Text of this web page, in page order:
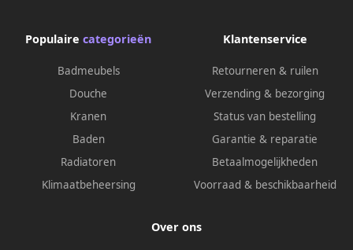
Populaire categorieën
Badmeubels
Douche
Kranen
Baden
Radiatoren
Klimaatbeheersing
Klantenservice
Retourneren & ruilen
Verzending & bezorging
Status van bestelling
Garantie & reparatie
Betaalmogelijkheden
Voorraad & beschikbaarheid
Over ons